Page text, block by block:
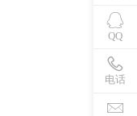
QQ
电话